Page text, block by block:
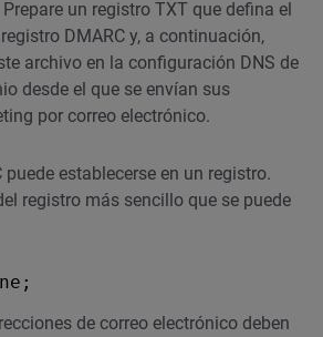
un registro TXT que defina el
DMARC y, a continuación,
archivo en la configuración DNS de
desde el que se envían sus
por correo electrónico.
establecerse en un registro.
registro más sencillo que se puede
de correo electrónico deben